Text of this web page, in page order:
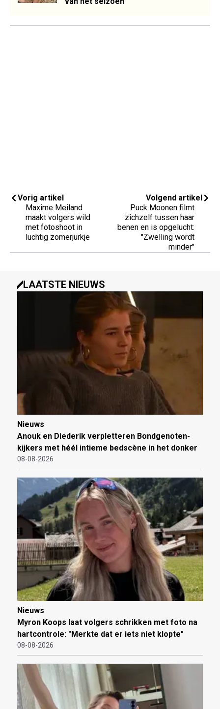
Vorig artikel
Maxime Meiland
maakt volgers wild
met fotoshoot in
luchtig zomerjurkje
Volgend artikel
Puck Moonen filmt
zichzelf tussen haar
benen en is opgelucht:
"Zwelling wordt
minder"
LAATSTE NIEUWS
Nieuws
Anouk en Diederik verpletteren Bondgenoten-
kijkers met héél intieme bedscène in het donker
08-08-2026
Nieuws
Myron Koops laat volgers schrikken met foto na
hartcontrole: "Merkte dat er iets niet klopte"
08-08-2026